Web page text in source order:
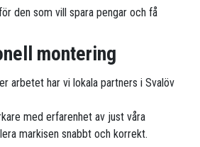
den som vill spara pengar och få
montering
arbetet har vi lokala partners i Svalöv
med erfarenhet av just våra
markisen snabbt och korrekt.